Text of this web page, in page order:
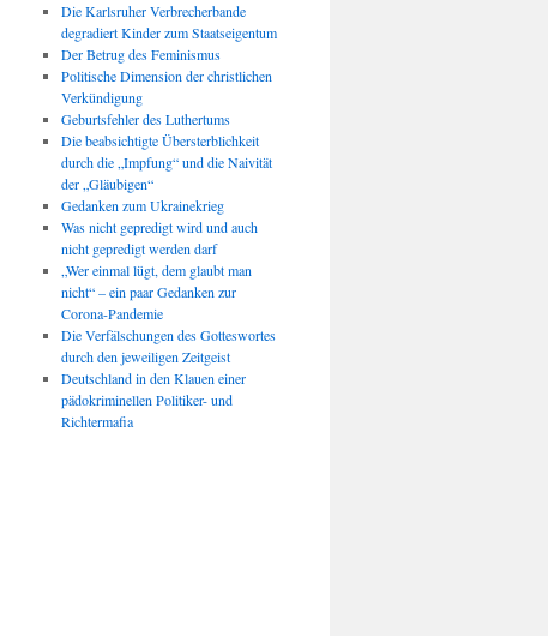
Die Karlsruher Verbrecherbande
degradiert Kinder zum Staatseigentum
Der Betrug des Feminismus
Politische Dimension der christlichen
Verkündigung
Geburtsfehler des Luthertums
Die beabsichtigte Übersterblichkeit
durch die „Impfung“ und die Naivität
der „Gläubigen“
Gedanken zum Ukrainekrieg
Was nicht gepredigt wird und auch
nicht gepredigt werden darf
„Wer einmal lügt, dem glaubt man
nicht“ – ein paar Gedanken zur
Corona-Pandemie
Die Verfälschungen des Gotteswortes
durch den jeweiligen Zeitgeist
Deutschland in den Klauen einer
pädokriminellen Politiker- und
Richtermafia